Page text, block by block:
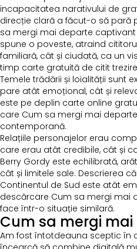
incapacitatea narativului de
direcție clară a făcut-o să pară
sa mergi mai departe
spune o poveste, atraind
familiară, cât și ciudată, ca un
timp carte gratuită de citit
Temele trădării și loialității sunt
pare atât emoțional, cât și
este pe deplin carte online
care Cum sa mergi mai
contemporană.
Relațiile personajelor erau
care erau atât credibile, cât și
Berry Gordy este echilibrată,
cât și limitele sale. Descrierea
Continentul de Sud este atât
descărcare Cum sa mergi mai
face într-o situație similară.
Cum sa mergi
Am fost întotdeauna sceptic în